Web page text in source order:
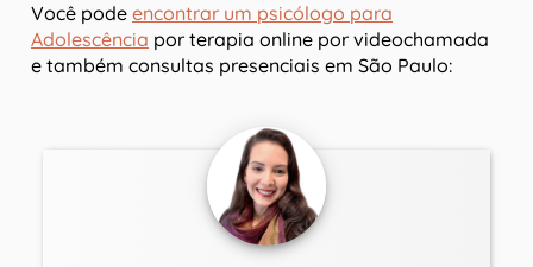
Você pode encontrar um psicólogo para
Adolescência por terapia online por videochamada
e também consultas presenciais em São Paulo: